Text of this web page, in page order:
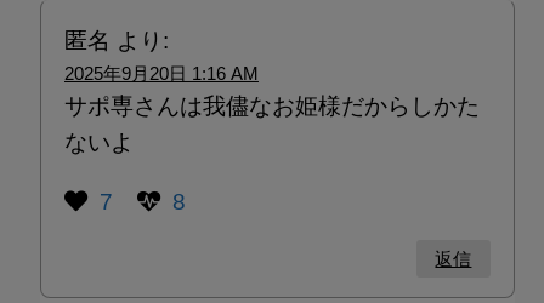
匿名 より:
2025年9月20日 1:16 AM
サポ専さんは我儘なお姫様だからしかた
ないよ
7 8
返信